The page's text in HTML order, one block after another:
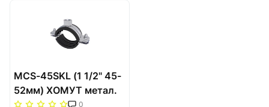
MCS-45SKL (1 1/2" 45-
52мм) ХОМУТ метал.
(2-в)
0